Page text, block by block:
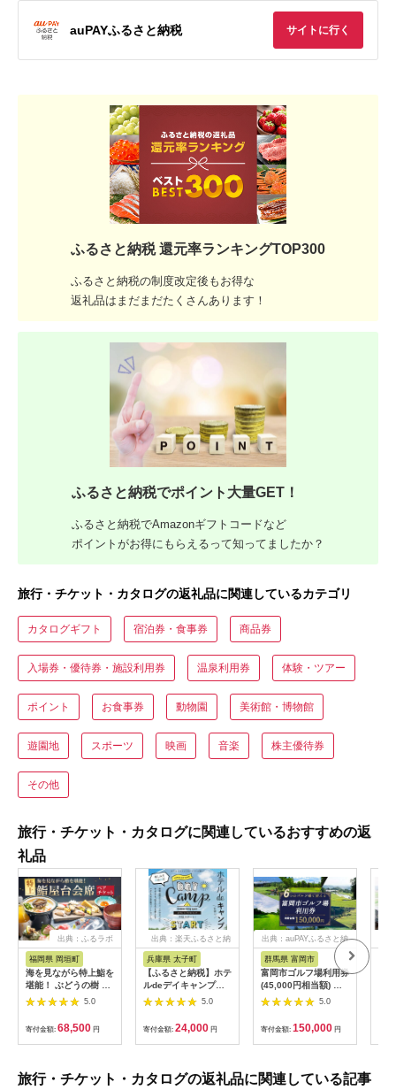
auPAYふるさと納税 サイトに行く
ふるさと納税 還元率ランキングTOP300
ふるさと納税の制度改定後もお得な
返礼品はまだまだたくさんあります！
ふるさと納税でポイント大量GET！
ふるさと納税でAmazonギフトコードなど
ポイントがお得にもらえるって知ってましたか？
旅行・チケット・カタログの返礼品に関連しているカテゴリ
カタログギフト 宿泊券・食事券 商品券
入場券・優待券・施設利用券 温泉利用券 体験・ツアー
ポイント お食事券 動物園 美術館・博物館
遊園地 スポーツ 映画 音楽 株主優待券
その他
旅行・チケット・カタログに関連しているおすすめの返
礼品
出典：ふるラボ
福岡県 岡垣町
海を見ながら特上鮨を
堪能！ ぶどうの樹 鮨
屋台ペア お食事券 海
鮮 海 屋台 食事 ペア
福岡県 岡垣町
5.0
寄付金額: 68,500 円
出典：楽天ふるさと納
兵庫県 太子町
【ふるさと納税】ホテ
ルdeデイキャンプ体
験チケット
【1364991】
5.0
寄付金額: 24,000 円
出典：auPAYふるさと納
群馬県 富岡市
富岡市ゴルフ場利用券
(45,000円相当額) ゴ
ルフ チケット 平日 土
日 祝日 プレー券 関東
群馬県 首都圏 F20E-
382
5.0
寄付金額: 150,000 円
旅行・チケット・カタログの返礼品に関連している記事